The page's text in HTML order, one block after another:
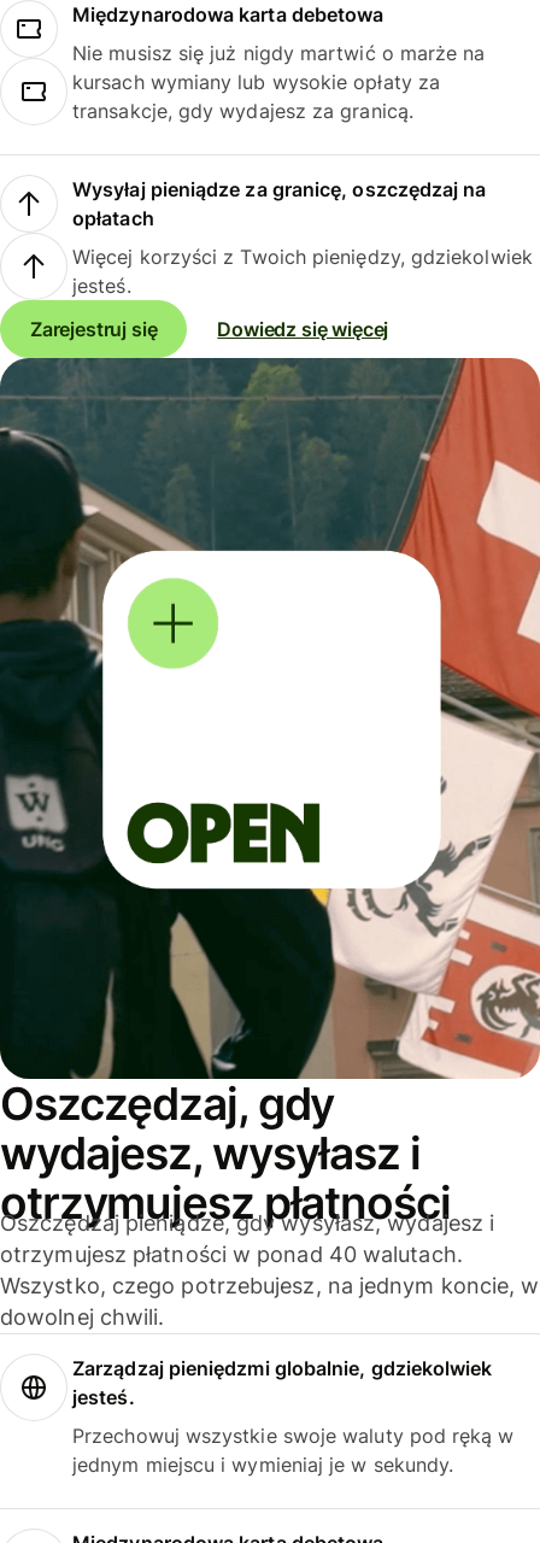
Międzynarodowa karta debetowa
Nie musisz się już nigdy martwić o marże na
kursach wymiany lub wysokie opłaty za
transakcje, gdy wydajesz za granicą.
Wysyłaj pieniądze za granicę, oszczędzaj na
opłatach
Więcej korzyści z Twoich pieniędzy, gdziekolwiek
jesteś.
Zarejestruj się
Dowiedz się więcej
Oszczędzaj, gdy
wydajesz, wysyłasz i
otrzymujesz płatności
Oszczędzaj pieniądze, gdy wysyłasz, wydajesz i
otrzymujesz płatności w ponad 40 walutach.
Wszystko, czego potrzebujesz, na jednym koncie, w
dowolnej chwili.
Zarządzaj pieniędzmi globalnie, gdziekolwiek
jesteś.
Przechowuj wszystkie swoje waluty pod ręką w
jednym miejscu i wymieniaj je w sekundy.